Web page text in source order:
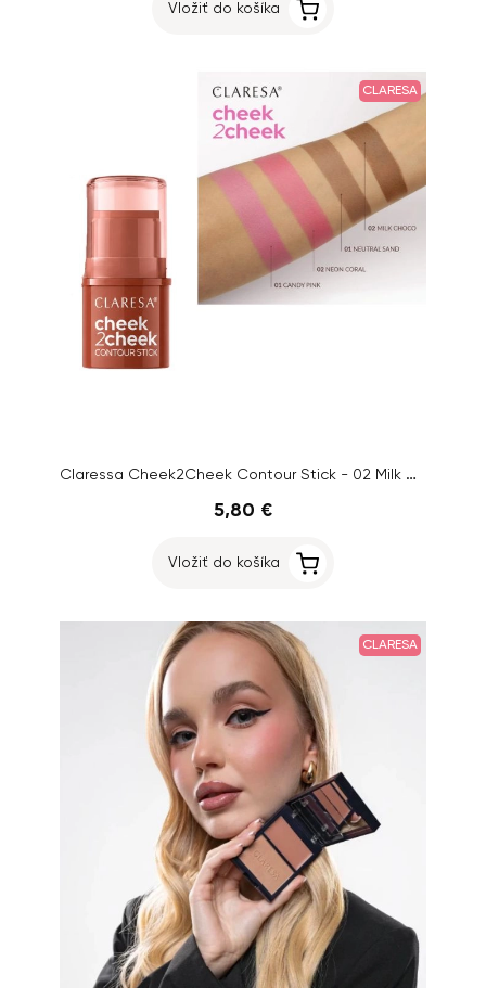
Vložiť do košíka
CLARESA
Claressa Cheek2Cheek Contour Stick - 02 Milk Choco
5,80 €
Vložiť do košíka
CLARESA